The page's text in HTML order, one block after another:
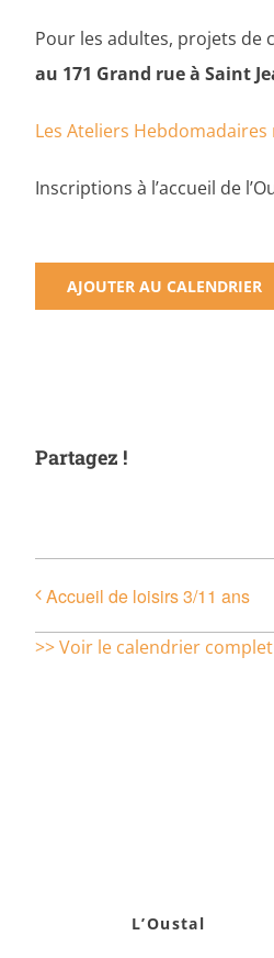
Pour les adultes, projets de
au 171 Grand rue à Saint
Les Ateliers
Inscriptions à l’accueil de
AJOUTER AU CALENDRIER
Partagez !
Accueil de loisirs 3/11 ans
>> Voir le calendrier complet
L’Oustal